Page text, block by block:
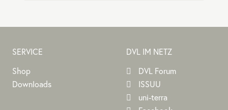
SERVICE
Shop
Downloads
DVL IM NETZ
DVL Forum
ISSUU
uni-terra